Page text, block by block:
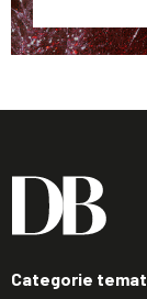
Categorie